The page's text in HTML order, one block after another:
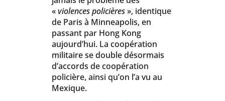
«violences policières», identique
de Paris à Minneapolis, en
passant par Hong Kong
aujourd’hui. La coopération
militaire se double désormais
d’accords de coopération
policière, ainsi qu’on l’a vu au
Mexique.